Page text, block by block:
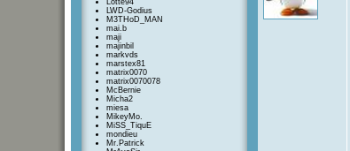
Lotte94
LWD-Godius
M3THoD_MAN
mai.b
maji
majinbil
markvds
marstex81
matrix0070
matrix0070078
McBernie
Micha2
miesa
MikeyMo.
MiSS_TiquE
mondieu
Mr.Patrick